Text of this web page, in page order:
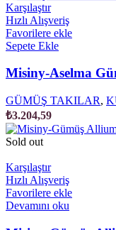
Karşılaştır
Hızlı Alışveriş
Favorilere ekle
Sepete Ekle
Misiny-Aselma
GÜMÜŞ TAKILAR,
₺3.204,59
Sold out
Karşılaştır
Hızlı Alışveriş
Favorilere ekle
Devamını oku